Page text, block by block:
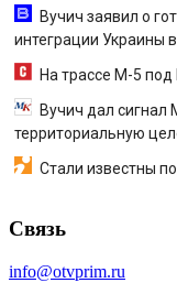
Вучич заявил о
интеграции Украины
На трассе М-5
Вучич дал
территориальную
Стали известны
Связь
info@otvprim.ru